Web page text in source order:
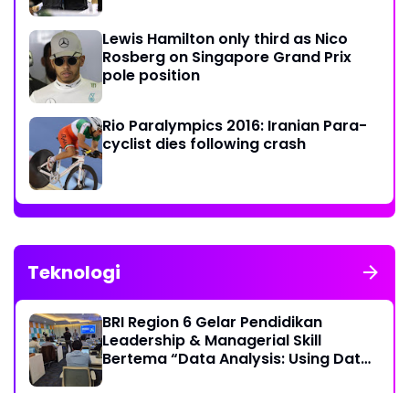
Lewis Hamilton only third as Nico
Rosberg on Singapore Grand Prix
pole position
Rio Paralympics 2016: Iranian Para-
cyclist dies following crash
Teknologi
BRI Region 6 Gelar Pendidikan
Leadership & Managerial Skill
Bertema “Data Analysis: Using Data